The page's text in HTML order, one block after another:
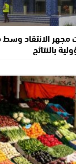
مجهر الانتقاد
بالنتائج